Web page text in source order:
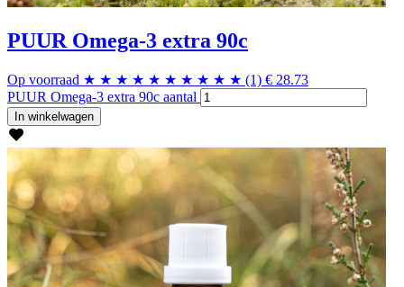
PUUR Omega-3 extra 90c
Op voorraad ★ ★ ★ ★ ★ ★ ★ ★ ★ ★ (1) € 28.73
PUUR Omega-3 extra 90c aantal
In winkelwagen